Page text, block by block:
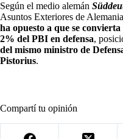
Según el medio alemán
Asuntos Exteriores de
ha opuesto a que se
2% del PBI en defensa,
del mismo ministro de
Pistorius.
Compartí tu opinión